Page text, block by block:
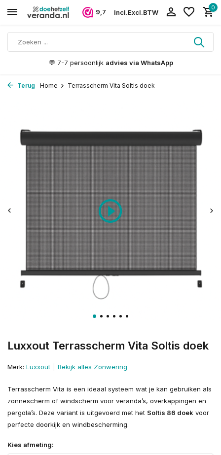
9,7 Incl.Excl.BTW
0
🪵 GelamineerdFSC hout
Terug Home Terrasscherm Vita Soltis doek
Luxxout Terrasscherm Vita Soltis doek
Merk: Luxxout Bekijk alles Zonwering
Terrasscherm Vita is een ideaal systeem wat je kan gebruiken als
zonnescherm of windscherm voor veranda’s, overkappingen en
pergola’s. Deze variant is uitgevoerd met het Soltis 86 doek voor
perfecte doorkijk en windbescherming.
Kies afmeting: